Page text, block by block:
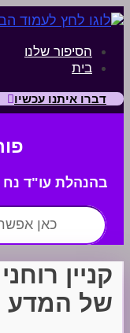
דברו איתנו עכשיו
הסיפור שלנו
בית
בהנהלת עו"ד נח
חפש:
קניין
של המדע